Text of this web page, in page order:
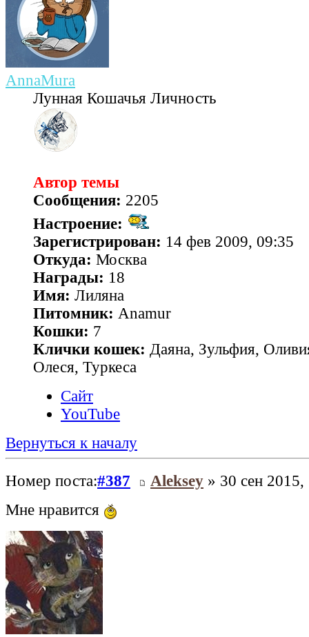
AnnaMura
Лунная Кошачья Личность
Автор темы
Сообщения: 2205
Настроение:
Зарегистрирован: 14 фев 2009, 09:35
Откуда: Москва
Награды: 18
Имя: Лиляна
Питомник: Anamur
Кошки: 7
Клички кошек: Даяна, Зульфия,
Олеся, Туркеса
Сайт
YouTube
Вернуться к началу
Номер поста:#387 Aleksey » 30 сен 2015,
Мне нравится